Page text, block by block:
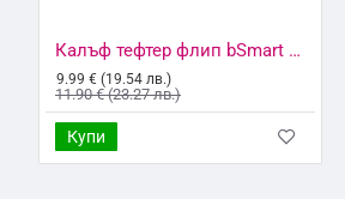
Калъф тефтер флип bSmart Magnet Book страничен, За Xiaomi Redmi 9C, Черен
9.99 € (19.54 лв.)
11.90 € (23.27 лв.)
Купи